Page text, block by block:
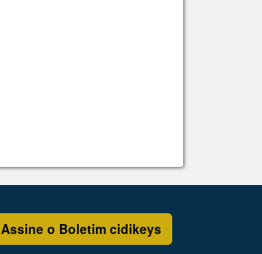
Assine o Boletim cidikeys